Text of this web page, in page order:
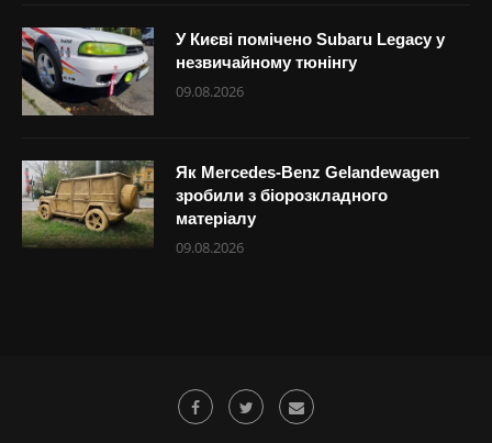
У Києві помічено Subaru Legacy у
незвичайному тюнінгу
09.08.2026
Як Mercedes-Benz Gelandewagen
зробили з біорозкладного
матеріалу
09.08.2026